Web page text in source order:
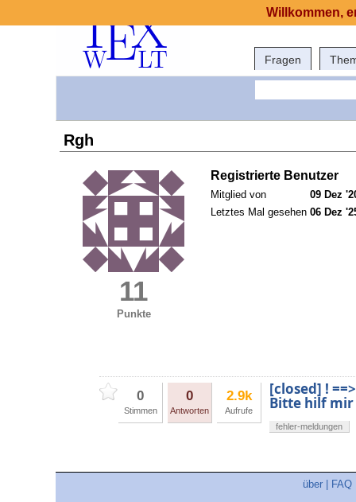
Fragen
Rgh
11
Punkte
Registrierte Benutzer
Mitglied von
09 Dez
Letztes Mal gesehen 06 Dez
0
Stimmen
0
Antworten
2.9k
Aufrufe
[closed] !
Bitte hilf mir
fehler-meldungen
über FAQ
Willkommen,